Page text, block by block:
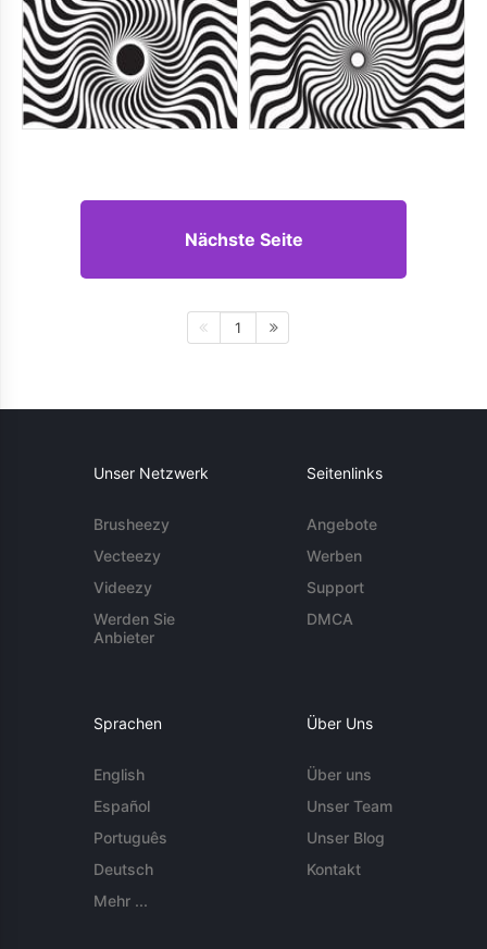
Nächste Seite
1
Unser Netzwerk
Brusheezy
Vecteezy
Videezy
Werden Sie
Anbieter
Seitenlinks
Angebote
Werben
Support
DMCA
Sprachen
English
Español
Português
Deutsch
Mehr ...
Über Uns
Über uns
Unser Team
Unser Blog
Kontakt